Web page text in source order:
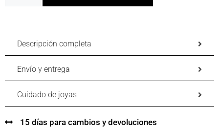
Descripción completa
Envío y entrega
Cuidado de joyas
15 días para cambios y devoluciones